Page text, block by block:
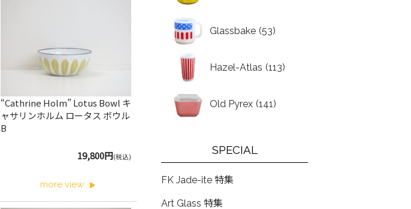
“Cathrine Holm” Lotus Bowl キ
ャサリンホルム ロータス ボウル
B
19,800円(税込)
more view
Glassbake (53)
Hazel-Atlas (113)
Old Pyrex (141)
SPECIAL
FK Jade-ite 特集
Art Glass 特集